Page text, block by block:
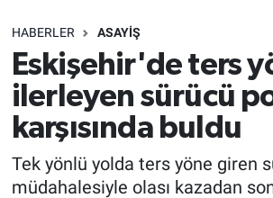
HABERLER ASAYIŞ
Eskişehir'de ters
ilerleyen sürücü
karşısında buldu
Tek yönlü yolda ters yöne giren
müdahalesiyle olası kazadan
Gündem
Türkiye
Dünya
Sağlık
Eskişehirspor Arşivi
Eskişehir Arşivi
Röportaj
Ekonomi
Süper Lig Puan Durumu ve
Tüm Manşetler
Son Dakika Haberleri
Haber Arşivi